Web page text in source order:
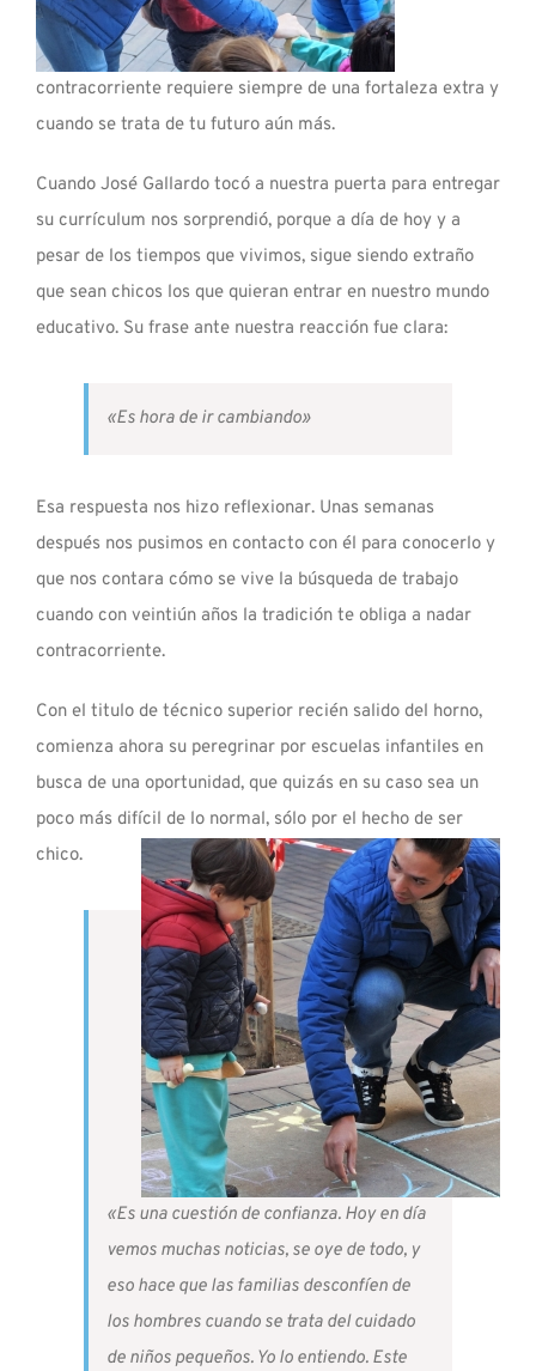
contracorriente requiere siempre de una fortaleza extra y
cuando se trata de tu futuro aún más.
Cuando José Gallardo tocó a nuestra puerta para entregar
su currículum nos sorprendió, porque a día de hoy y a
pesar de los tiempos que vivimos, sigue siendo extraño
que sean chicos los que quieran entrar en nuestro mundo
educativo. Su frase ante nuestra reacción fue clara:
«Es hora de ir cambiando»
Esa respuesta nos hizo reflexionar. Unas semanas
después nos pusimos en contacto con él para conocerlo y
que nos contara cómo se vive la búsqueda de trabajo
cuando con veintiún años la tradición te obliga a nadar
contracorriente.
Con el titulo de técnico superior recién salido del horno,
comienza ahora su peregrinar por escuelas infantiles en
busca de una oportunidad, que quizás en su caso sea un
poco más difícil de lo normal, sólo por el hecho de ser
chico.
«Es una cuestión de confianza. Hoy en día
vemos muchas noticias, se oye de todo, y
eso hace que las familias desconfíen de
los hombres cuando se trata del cuidado
de niños pequeños. Yo lo entiendo. Este